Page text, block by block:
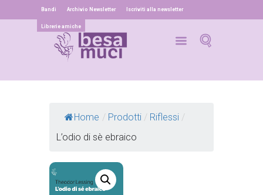
Bandi Archivio Newsletter Iscriviti alla newsletter
Librerie amiche
Home / Prodotti / Riflessi /
L’odio di sè ebraico